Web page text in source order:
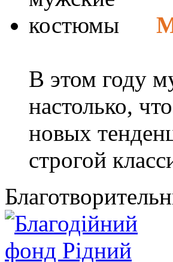
В этом году
настолько,
новых
строгой